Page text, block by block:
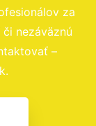
za
nezáväznú
–